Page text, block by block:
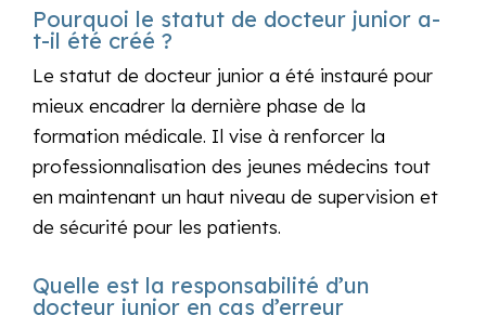
Pourquoi le statut de docteur junior a-
t-il été créé ?
Le statut de docteur junior a été instauré pour
mieux encadrer la dernière phase de la
formation médicale. Il vise à renforcer la
professionnalisation des jeunes médecins tout
en maintenant un haut niveau de supervision et
de sécurité pour les patients.
Quelle est la responsabilité d’un
docteur junior en cas d’erreur